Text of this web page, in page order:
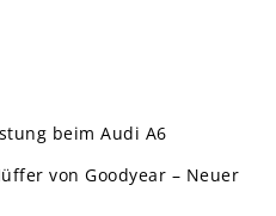
beim Audi A6
von Goodyear – Neuer